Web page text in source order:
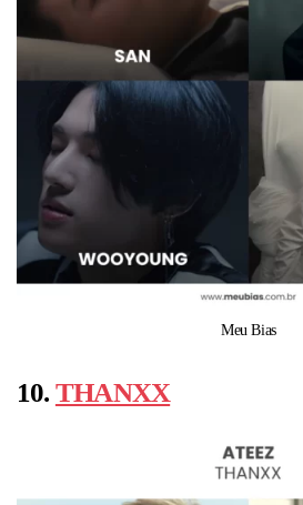
Meu Bias
10. THANXX